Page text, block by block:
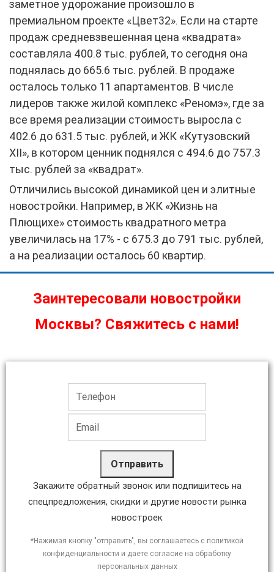
заметное удорожание произошло в
премиальном проекте «Цвет32». Если на старте
продаж средневзвешенная цена «квадрата»
составляла 400.8 тыс. рублей, то сегодня она
поднялась до 665.6 тыс. рублей. В продаже
осталось только 11 апартаментов. В числе
лидеров также жилой комплекс «Реномэ», где за
все время реализации стоимость выросла с
402.6 до 631.5 тыс. рублей, и ЖК «Кутузовский
XII», в котором ценник поднялся с 494.6 до 757.3
тыс. рублей за «квадрат».
Отличились высокой динамикой цен и элитные
новостройки. Например, в ЖК «Жизнь на
Плющихе» стоимость квадратного метра
увеличилась на 17% - с 675.3 до 791 тыс. рублей,
а на реализации осталось 60 квартир.
Заинтересовали новостройки
Москвы? Свяжитесь с нами!
Отправить
Закажите обратный звонок или подпишитесь на
спецпредложения, скидки и другие новости рынка
новостроек
*Нажимая кнопку "отправить", вы соглашаетесь с политикой
конфиденциальности и даете согласие на обработку
персональных данных